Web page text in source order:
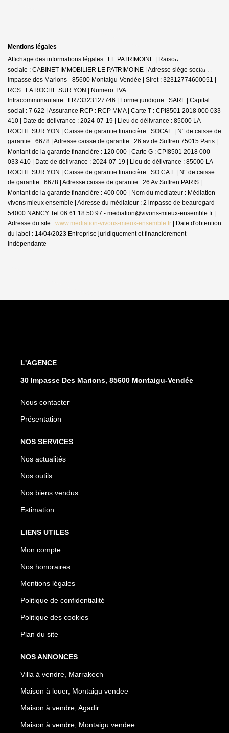
Mentions légales
Affichage des informations légales : LE PATRIMOINE | Raison
sociale : CABINET IMMOBILIER LE PATRIMOINE | Adresse siège social : 30
impasse des Marions - 85600 Montaigu-Vendée | Siret : 32312774600051 |
RCS : LA ROCHE SUR YON | Numero TVA
Intracommunautaire : FR73323127746 | Forme juridique : SARL | Capital
social : 7 622 | Assurance RCP : RCP MMA | Carte T : CPI8501 2018 000 033
410 | Date de délivrance : 2024-07-19 | Lieu de délivrance : 85000 LA
ROCHE SUR YON | Caisse de garantie financière : SOCAF. | N° de caisse de
garantie : 6678 | Adresse caisse de garantie : 26 av de Suffren 75015 Paris |
Montant de la garantie financière : 120 000 | Carte G : CPI8501 2018 000
033 410 | Date de délivrance : 2024-07-19 | Lieu de délivrance : 85000 LA
ROCHE SUR YON | Caisse de garantie financière : SO.CA.F | N° de caisse
de garantie : 6678 | Adresse caisse de garantie : 26 Av Suffren PARIS |
Montant de la garantie financière : 400 000 | Nom du médiateur : Médiation -
vivons mieux ensemble | Adresse du médiateur : 2 impasse de beauregard
54000 NANCY Tel 06.61.18.50.97 - mediation@vivons-mieux-ensemble.fr |
Adresse du site : www.mediation-vivons-mieux-ensemble.fr | Date d'obtention
du label : 14/04/2023 Entreprise juridiquement et financièrement
indépendante
L'AGENCE
30 Impasse Des Marions, 85600 Montaigu-Vendée
Nous contacter
Présentation
NOS SERVICES
Nos actualités
Nos outils
Nos biens vendus
Estimation
LIENS UTILES
Mon compte
Nos honoraires
Mentions légales
Politique de confidentialité
Politique des cookies
Plan du site
NOS ANNONCES
Villa à vendre, Marrakech
Maison à louer, Montaigu vendee
Maison à vendre, Agadir
Maison à vendre, Montaigu vendee